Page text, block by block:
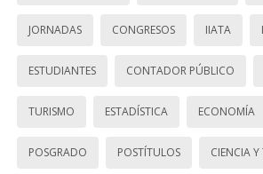
JORNADAS CONGRESOS IIATA
ESTUDIANTES CONTADOR PÚBLICO
TURISMO ESTADÍSTICA ECONOMÍA
POSGRADO POSTÍTULOS CIENCIA